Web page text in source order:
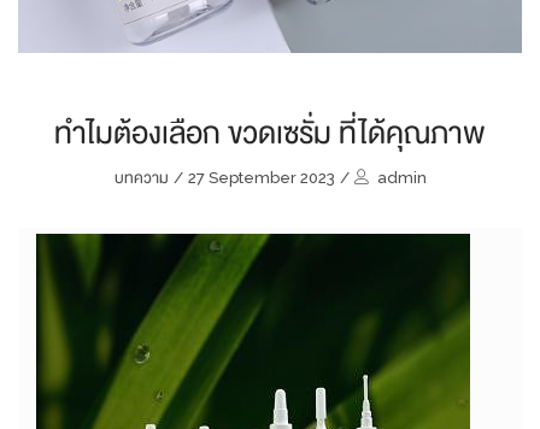
ทำไมต้องเลือก ขวดเซรั่ม ที่ได้คุณภาพ
บทความ / 27 September 2023 / admin